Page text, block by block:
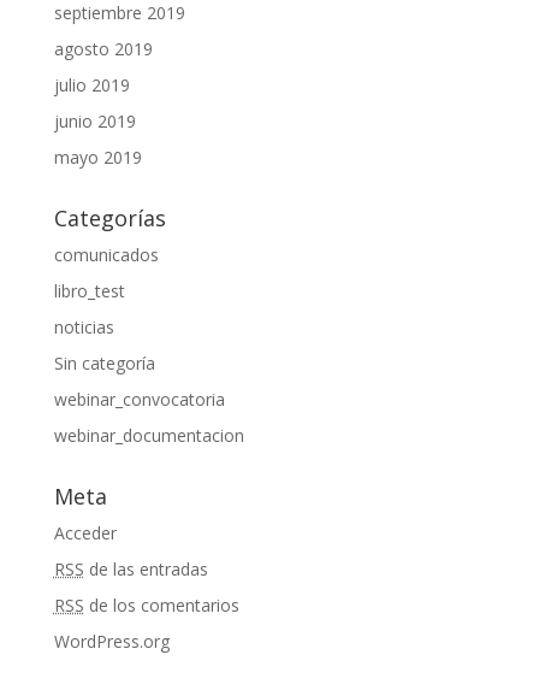
septiembre 2019
agosto 2019
julio 2019
junio 2019
mayo 2019
Categorías
comunicados
libro_test
noticias
Sin categoría
webinar_convocatoria
webinar_documentacion
Meta
Acceder
RSS de las entradas
RSS de los comentarios
WordPress.org